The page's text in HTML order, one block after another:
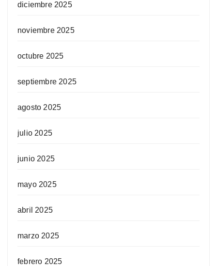
diciembre 2025
noviembre 2025
octubre 2025
septiembre 2025
agosto 2025
julio 2025
junio 2025
mayo 2025
abril 2025
marzo 2025
febrero 2025